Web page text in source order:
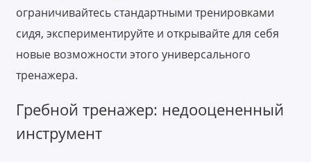
ограничивайтесь стандартными тренировками
сидя, экспериментируйте и открывайте для себя
новые возможности этого универсального
тренажера.
Гребной тренажер: недооцененный
инструмент